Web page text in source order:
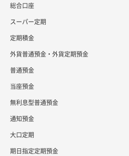
総合口座
スーパー定期
定期積金
外貨普通預金・外貨定期預金
普通預金
当座預金
無利息型普通預金
通知預金
大口定期
期日指定定期預金